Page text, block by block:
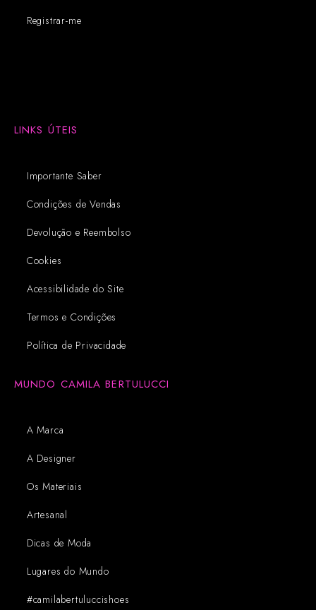
Registrar-me
LINKS ÚTEIS
Importante Saber
Condições de Vendas
Devolução e Reembolso
Cookies
Acessibilidade do Site
Termos e Condições
Política de Privacidade
MUNDO CAMILA BERTULUCCI
A Marca
A Designer
Os Materiais
Artesanal
Dicas de Moda
Lugares do Mundo
#camilabertuluccishoes